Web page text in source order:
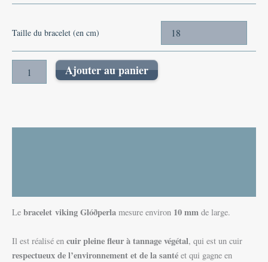
Taille du bracelet (en cm)
Ajouter au panier
Le bracelet viking Glóðperla mesure environ 10 mm de large.
Il est réalisé en cuir pleine fleur à tannage végétal, qui est un cuir
respectueux de l’environnement et de lasanté et qui gagne en